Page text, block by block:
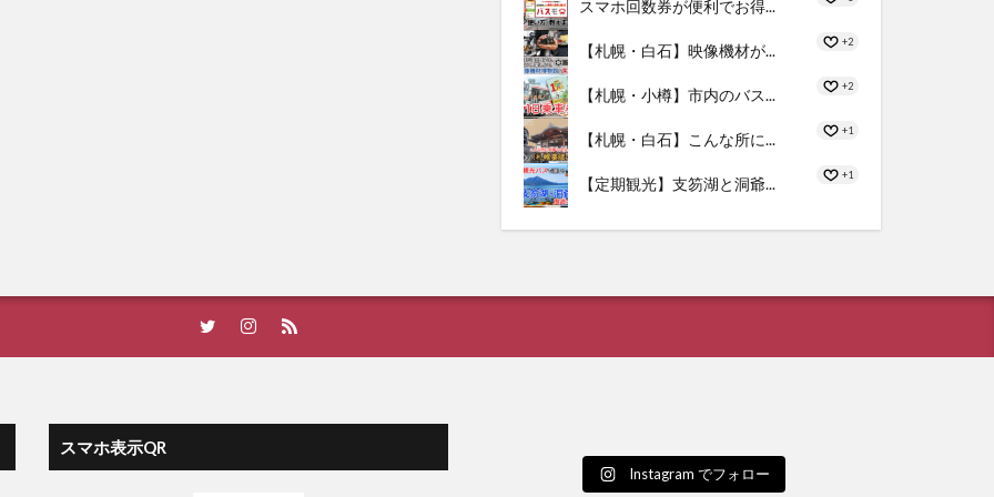
スマホ回数券が便利でお得...
【札幌・白石】映像機材が... +2
【札幌・小樽】市内のバス... +2
【札幌・白石】こんな所に... +1
【定期観光】支笏湖と洞爺... +1
スマホ表示QR
Instagram でフォロー